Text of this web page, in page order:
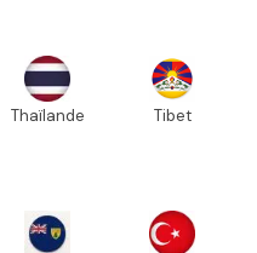
Thaïlande Tibet